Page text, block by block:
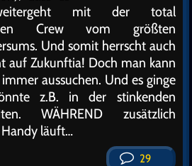
mit der total
Crew vom größten
Und somit herrscht auch
auf Zukunftia! Doch man kann
aussuchen. Und es ginge
z.B. in der stinkenden
WÄHREND zusätzlich
Handy läuft…
29